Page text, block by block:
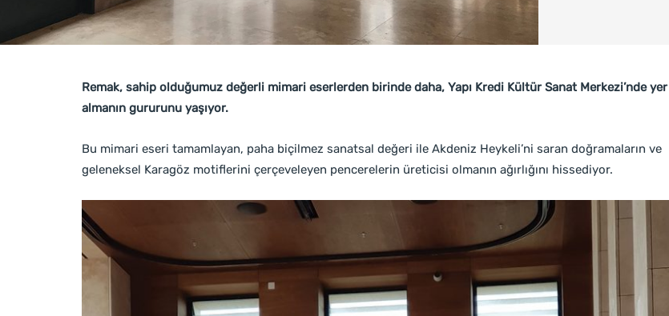
Remak, sahip olduğumuz değerli mimari eserlerden birinde daha, Yapı Kredi Kültür Sanat Merkezi’nde yer
almanın gururunu yaşıyor.
Bu mimari eseri tamamlayan, paha biçilmez sanatsal değeri ile Akdeniz Heykeli’ni saran doğramaların ve
geleneksel Karagöz motiflerini çerçeveleyen pencerelerin üreticisi olmanın ağırlığını hissediyor.